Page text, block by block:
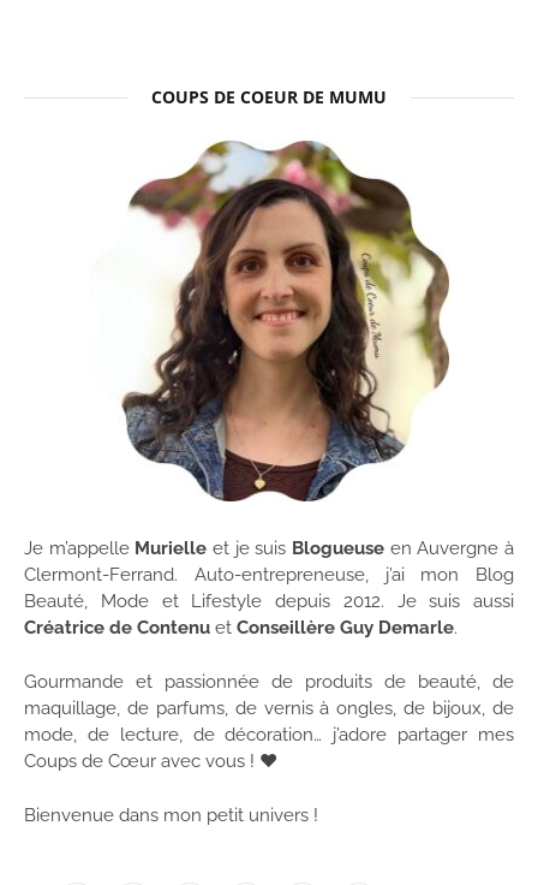
COUPS DE COEUR DE MUMU
Je m’appelle Murielle et je suis Blogueuse en Auvergne à
Clermont-Ferrand. Auto-entrepreneuse, j’ai mon Blog
Beauté, Mode et Lifestyle depuis 2012. Je suis aussi
Créatrice de Contenu et Conseillère Guy Demarle.
Gourmande et passionnée de produits de beauté, de
maquillage, de parfums, de vernis à ongles, de bijoux, de
mode, de lecture, de décoration… j’adore partager mes
Coups de Cœur avec vous ! ♥
Bienvenue dans mon petit univers !